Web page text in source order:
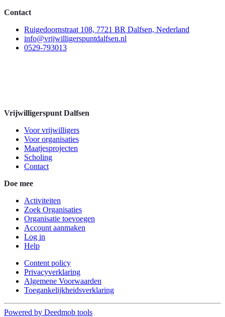
Contact
Ruigedoornstraat 108, 7721 BR Dalfsen, Nederland
info@vrijwilligerspuntdalfsen.nl
0529-793013
Vrijwilligerspunt Dalfsen
Voor vrijwilligers
Voor organisaties
Maatjesprojecten
Scholing
Contact
Doe mee
Activiteiten
Zoek Organisaties
Organisatie toevoegen
Account aanmaken
Log in
Help
Content policy
Privacyverklaring
Algemene Voorwaarden
Toegankelijkheidsverklaring
Powered by Deedmob tools